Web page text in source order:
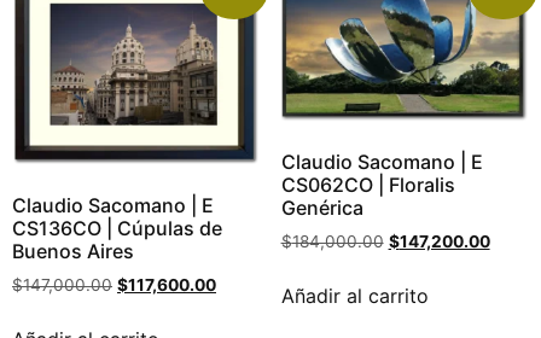
Claudio Sacomano | E
CS136CO | Cúpulas de
Buenos Aires
$147,000.00 $117,600.00
Claudio Sacomano | E
CS062CO | Floralis
Genérica
$184,000.00 $147,200.00
Añadir al carrito